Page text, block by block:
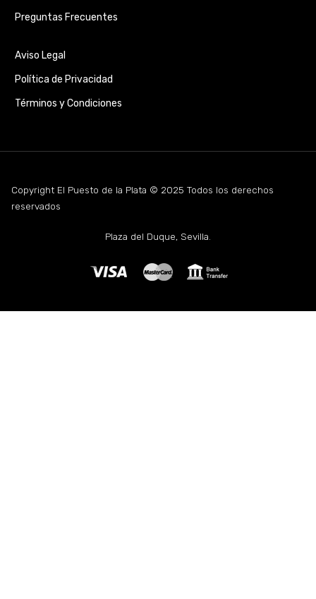
Preguntas Frecuentes
Aviso Legal
Política de Privacidad
Términos y Condiciones
Copyright El Puesto de la Plata © 2025 Todos los derechos
reservados
Plaza del Duque, Sevilla.